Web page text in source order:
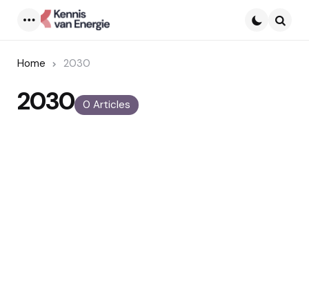
Home 2030
0 Articles
2030